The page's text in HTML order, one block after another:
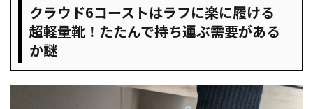
クラウド6コーストはラフに楽に履ける
超軽量靴！たたんで持ち運ぶ需要がある
か謎